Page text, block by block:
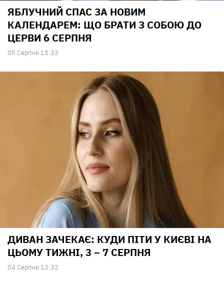
ЯБЛУЧНИЙ СПАС ЗА НОВИМ
КАЛЕНДАРЕМ: ЩО БРАТИ З СОБОЮ ДО
ЦЕРВИ 6 СЕРПНЯ
05 Серпня 15:33
ДИВАН ЗАЧЕКАЄ: КУДИ ПІТИ У КИЄВІ НА
ЦЬОМУ ТИЖНІ, 3 – 7 СЕРПНЯ
04 Серпня 12:32